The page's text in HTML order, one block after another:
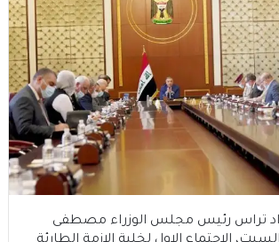
تراس رئيس مجلس الوزراء مصطفى